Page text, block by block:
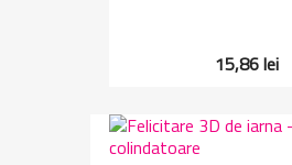
15,86 lei